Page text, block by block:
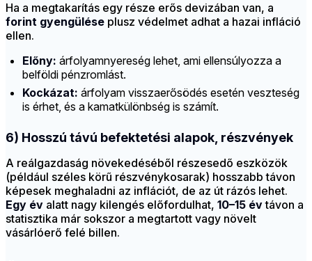
Ha a megtakarítás egy része erős devizában van, a
forint gyengülése plusz védelmet adhat a hazai infláció
ellen.
Előny: árfolyamnyereség lehet, ami ellensúlyozza a
belföldi pénzromlást.
Kockázat: árfolyam visszaerősödés esetén veszteség
is érhet, és a kamatkülönbség is számít.
6) Hosszú távú befektetési alapok, részvények
A reálgazdaság növekedéséből részesedő eszközök
(például széles körű részvénykosarak) hosszabb távon
képesek meghaladni az inflációt, de az út rázós lehet.
Egy év alatt nagy kilengés előfordulhat, 10–15 évtávon a
statisztika már sokszor a megtartott vagy növelt
vásárlóerő felé billen.